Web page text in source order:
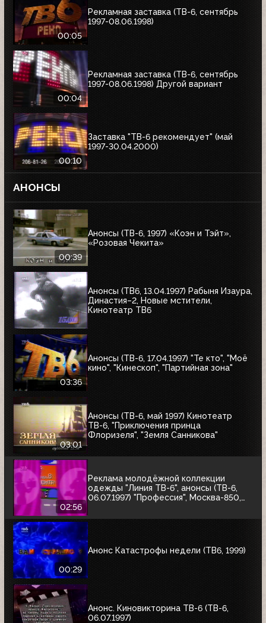
00:05
Рекламная заставка (ТВ-6, сентябрь
1997-08.06.1998)
00:04
Рекламная заставка (ТВ-6, сентябрь
1997-08.06.1998) Другой вариант
00:10
Заставка "ТВ-6 рекомендует" (май
1997-30.04.2000)
АНОНСЫ
00:39
Анонсы (ТВ-6, 1997) «Коэн и Тэйт»,
«Розовая Чекита»
Анонсы (ТВ6, 13.04.1997) Рабыня Изаура,
Династия–2, Новые мстители,
Кинотеатр ТВ6
03:36
Анонсы (ТВ-6, 17.04.1997) "Те кто", "Моё
кино", "Кинескоп", "Партийная зона"
03:01
Анонсы (ТВ-6, май 1997) Кинотеатр
ТВ-6, "Приключения принца
Флоризеля", "Земля Санникова"
02:56
Реклама молодёжной коллекции
одежды "Линия ТВ-6", анонсы (ТВ-6,
06.07.1997) "Профессия", Москва-850,
00:29
Анонс Катастрофы недели (ТВ6, 1999)
Анонс. Киновикторина ТВ-6 (ТВ-6,
06.07.1997)